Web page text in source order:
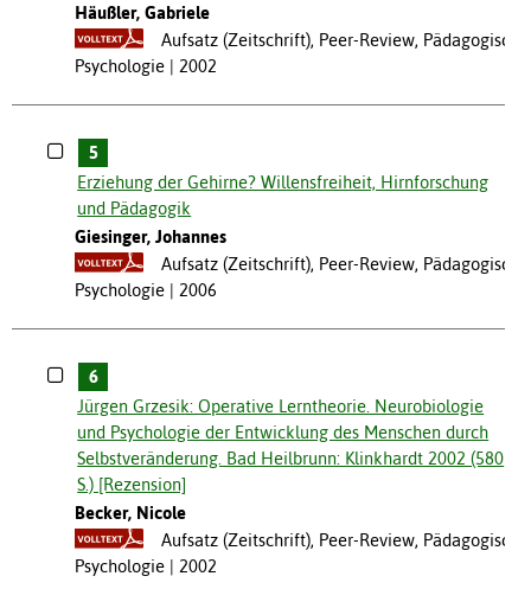
Häußler, Gabriele
Aufsatz (Zeitschrift), Peer-Review, Pädagogische
Psychologie
2002
5
Erziehung der Gehirne? Willensfreiheit, Hirnforschung
und Pädagogik
Giesinger, Johannes
Aufsatz (Zeitschrift), Peer-Review, Pädagogische
Psychologie
2006
6
Jürgen Grzesik: Operative Lerntheorie. Neurobiologie
und Psychologie der Entwicklung des Menschen durch
Selbstveränderung. Bad Heilbrunn: Klinkhardt 2002 (580
S.) [Rezension]
Becker, Nicole
Aufsatz (Zeitschrift), Peer-Review, Pädagogische
Psychologie
2002